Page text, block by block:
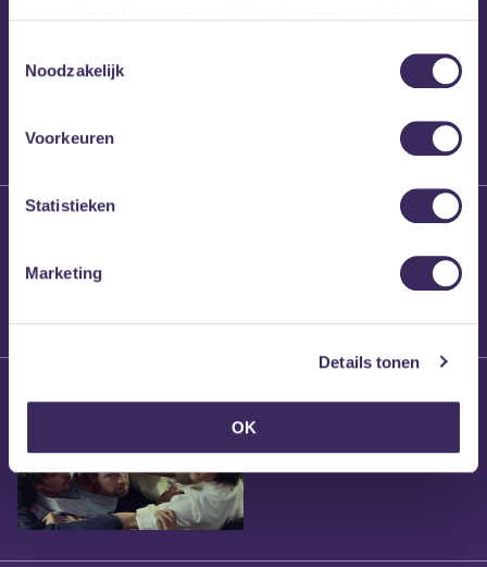
Noodzakelijk
Voorkeuren
Statistieken
Marketing
Details tonen
OK
Brennt Vanneste
Willem’s Blog: Ão